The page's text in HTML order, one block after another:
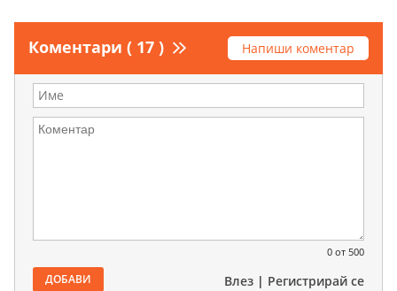
Коментари ( 17 ) Напиши коментар
0 от 500
ДОБАВИ Влез | Регистрирай се